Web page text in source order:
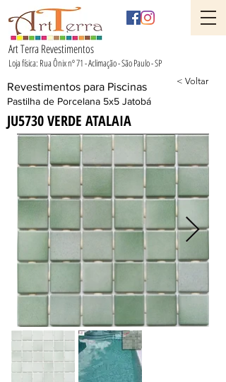
Art Terra Revestimentos
Loja física: Rua Ônix nº 71 - Aclimação - São Paulo - SP
Revestimentos para Piscinas < Voltar
Pastilha de Porcelana 5x5 Jatobá
JU5730 VERDE ATALAIA